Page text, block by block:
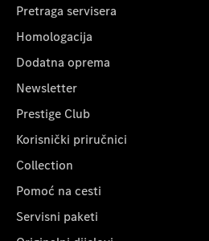
Pretraga servisera
Homologacija
Dodatna oprema
Newsletter
Prestige Club
Korisnički priručnici
Collection
Pomoć na cesti
Servisni paketi